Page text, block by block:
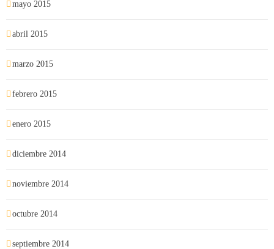
mayo 2015
abril 2015
marzo 2015
febrero 2015
enero 2015
diciembre 2014
noviembre 2014
octubre 2014
septiembre 2014